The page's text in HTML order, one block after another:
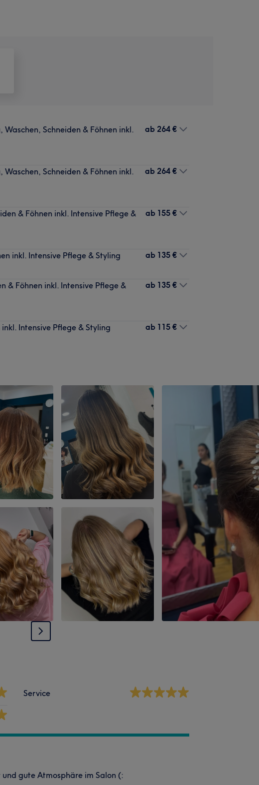
Schneiden & Föhnen inkl.
ab 264 €
Schneiden & Föhnen inkl.
ab 264 €
& Föhnen inkl. Intensive Pflege &
ab 155 €
inkl. Intensive Pflege & Styling
ab 135 €
& Föhnen inkl. Intensive Pflege &
ab 135 €
Intensive Pflege & Styling
ab 115 €
Service
gute Atmosphäre im Salon (: